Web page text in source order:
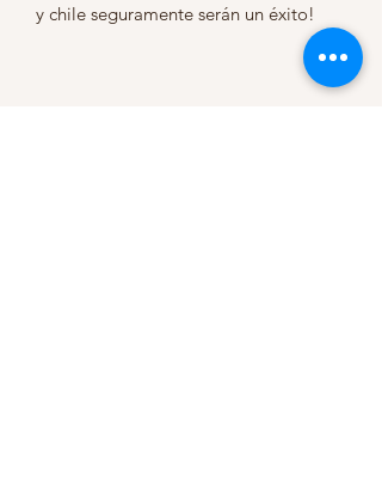
y chile seguramente serán un éxito!